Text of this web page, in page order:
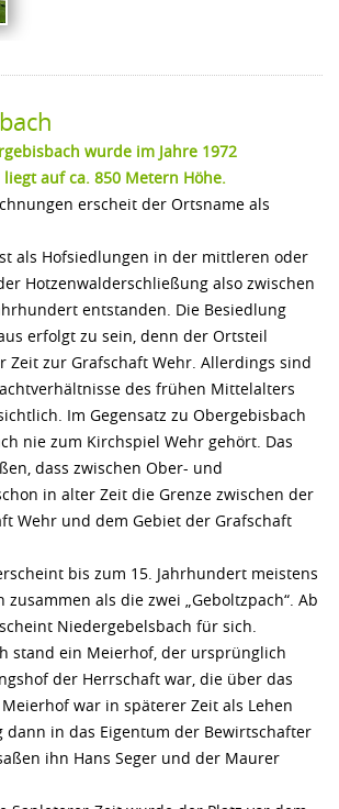
wurde im Jahre 1972
auf ca. 850 Metern Höhe.
erscheit der Ortsname als
als Hofsiedlungen in der mittleren oder
Hotzenwalderschließung also zwischen
entstanden. Die Besiedlung
erfolgt zu sein, denn der Ortsteil
Zeit zur Grafschaft Wehr. Allerdings sind
des frühen Mittelalters
Im Gegensatz zu Obergebisbach
nie zum Kirchspiel Wehr gehört. Das
dass zwischen Ober- und
in alter Zeit die Grenze zwischen der
Wehr und dem Gebiet der Grafschaft
bis zum 15. Jahrhundert meistens
als die zwei „Geboltzpach“. Ab
Niedergebelsbach für sich.
stand ein Meierhof, der ursprünglich
der Herrschaft war, die über das
war in späterer Zeit als Lehen
dann in das Eigentum der Bewirtschafter
ihn Hans Seger und der Maurer